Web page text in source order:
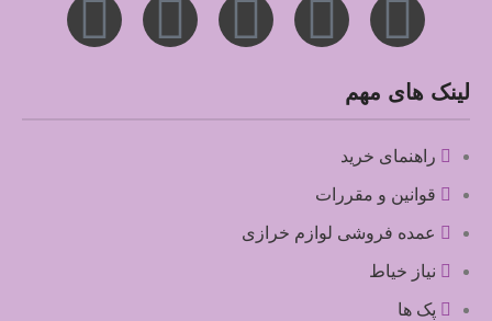
لینک های مهم
راهنمای خرید
قوانین و مقررات
عمده فروشی لوازم خرازی
نیاز خیاط
پک ها